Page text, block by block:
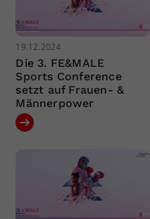
19.12.2024
Die 3. FE&MALE
Sports Conference
setzt auf Frauen- &
Männerpower